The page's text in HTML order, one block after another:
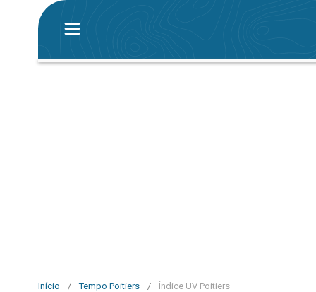
Início / Tempo Poitiers / Índice UV Poitiers